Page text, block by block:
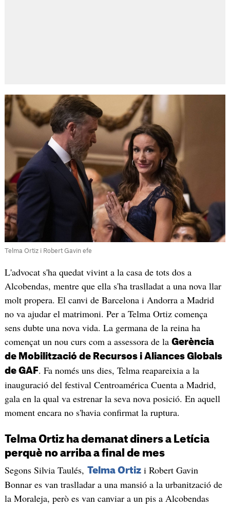
Telma Ortiz i Robert Gavin efe
L'advocat s'ha quedat vivint a la casa de tots dos a
Alcobendas, mentre que ella s'ha traslladat a una nova llar
molt propera. El canvi de Barcelona i Andorra a Madrid
no va ajudar el matrimoni. Per a Telma Ortiz comença
sens dubte una nova vida. La germana de la reina ha
començat un nou curs com a assessora de la Gerència
de Mobilització de Recursos i Aliances Globals
de GAF. Fa només uns dies, Telma reapareixia a la
inauguració del festival Centroamérica Cuenta a Madrid,
gala en la qual va estrenar la seva nova posició. En aquell
moment encara no s'havia confirmat la ruptura.
Telma Ortiz ha demanat diners a Letícia
perquè no arriba a final de mes
Segons Silvia Taulés, Telma Ortizi Robert Gavin
Bonnar es van traslladar a una mansió a la urbanització de
la Moraleja, però es van canviar a un pis a Alcobendas